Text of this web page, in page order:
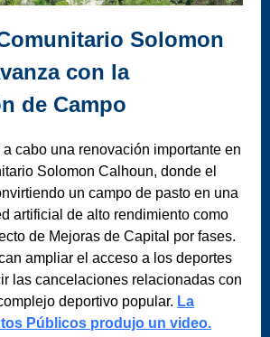
Solomon
con la
de Campo
cabo una renovación importante en
Solomon Calhoun, donde el
un campo de pasto en una
artificial de alto rendimiento como
de Mejoras de Capital por fases.
ampliar el acceso a los deportes
las cancelaciones relacionadas con
deportivo popular. La
Públicos produjo un video.